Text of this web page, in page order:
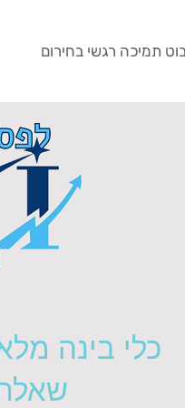
תמיכה רגשי בחירום
כלי בינה